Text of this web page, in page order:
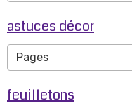
astuces décor
feuilletons